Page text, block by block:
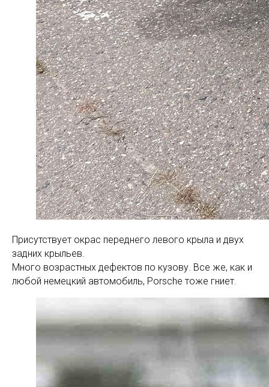
Присутствует окрас переднего левого крыла и двух
задних крыльев.
Много возрастных дефектов по кузову. Все же, как и
любой немецкий автомобиль, Porsche тоже гниет.